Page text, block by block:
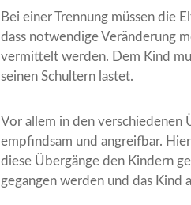
Bei einer Trennung müssen die
dass notwendige Veränderung
vermittelt werden. Dem Kind
seinen Schultern lastet.
Vor allem in den verschiedenen
empfindsam und angreifbar.
diese Übergänge den Kindern
gegangen werden und das Kind